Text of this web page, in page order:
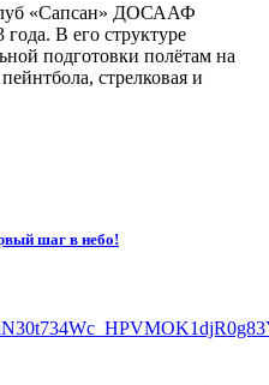
«Сапсан» ДОСААФ
года. В его структуре
подготовки полётам на
стрелковая и
шаг в небо!